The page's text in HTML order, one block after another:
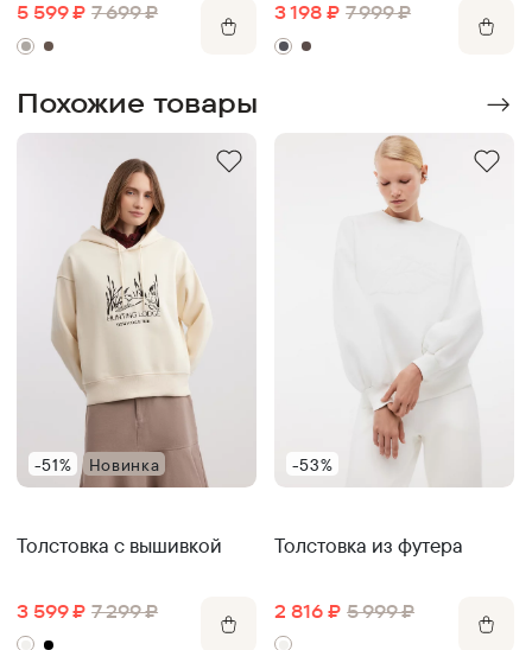
5 599 ₽ 7 699 ₽ 3 198 ₽ 7 999 ₽
Похожие товары
-51% Новинка
Толстовка с вышивкой
3 599 ₽ 7 299 ₽
-53%
Толстовка из футера
2 816 ₽ 5 999 ₽